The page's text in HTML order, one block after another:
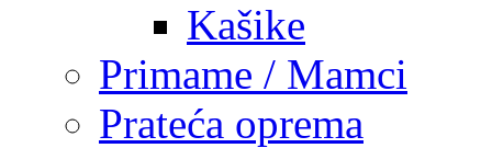
Kašike
Primame / Mamci
Prateća oprema